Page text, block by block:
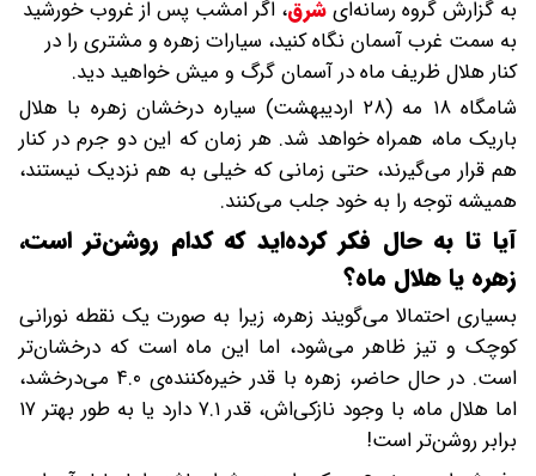
به گزارش گروه رسانه‌ایشرق، اگر امشب پس از غروب خورشید
به سمت غرب آسمان نگاه کنید، سیارات زهره و مشتری را در
کنار هلال ظریف ماه در آسمان گرگ و میش خواهید دید.
شامگاه ۱۸ مه (۲۸ اردیبهشت) سیاره درخشان زهره با هلال
باریک ماه، همراه خواهد شد. هر زمان که این دو جرم در کنار
هم قرار می‌گیرند، حتی زمانی که خیلی به هم نزدیک نیستند،
همیشه توجه را به خود جلب می‌کنند.
آیا تا به حال فکر کرده‌اید که کدام روشن‌تر است،
زهره یا هلال ماه؟
بسیاری احتمالا می‌گویند زهره، زیرا به صورت یک نقطه نورانی
کوچک و تیز ظاهر می‌شود، اما این ماه است که درخشان‌تر
است. در حال حاضر، زهره با قدر خیره‌کننده‌ی ۴.۰ می‌درخشد،
اما هلال ماه، با وجود نازکی‌اش، قدر ۷.۱ دارد یا به طور بهتر ۱۷
برابر روشن‌تر است!